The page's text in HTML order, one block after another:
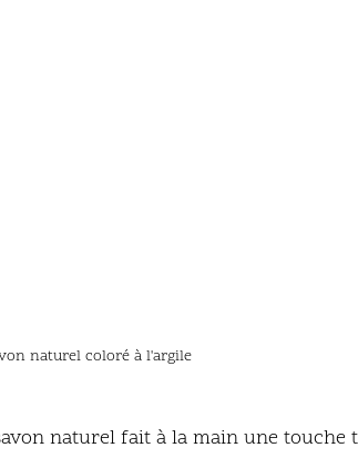
naturel coloré à l'argile
naturel fait à la main une touche